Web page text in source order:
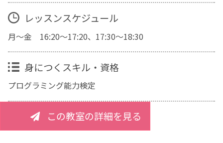
レッスンスケジュール
月～金 16:20～17:20、17:30～18:30
身につくスキル・資格
プログラミング能力検定
この教室の詳細を見る